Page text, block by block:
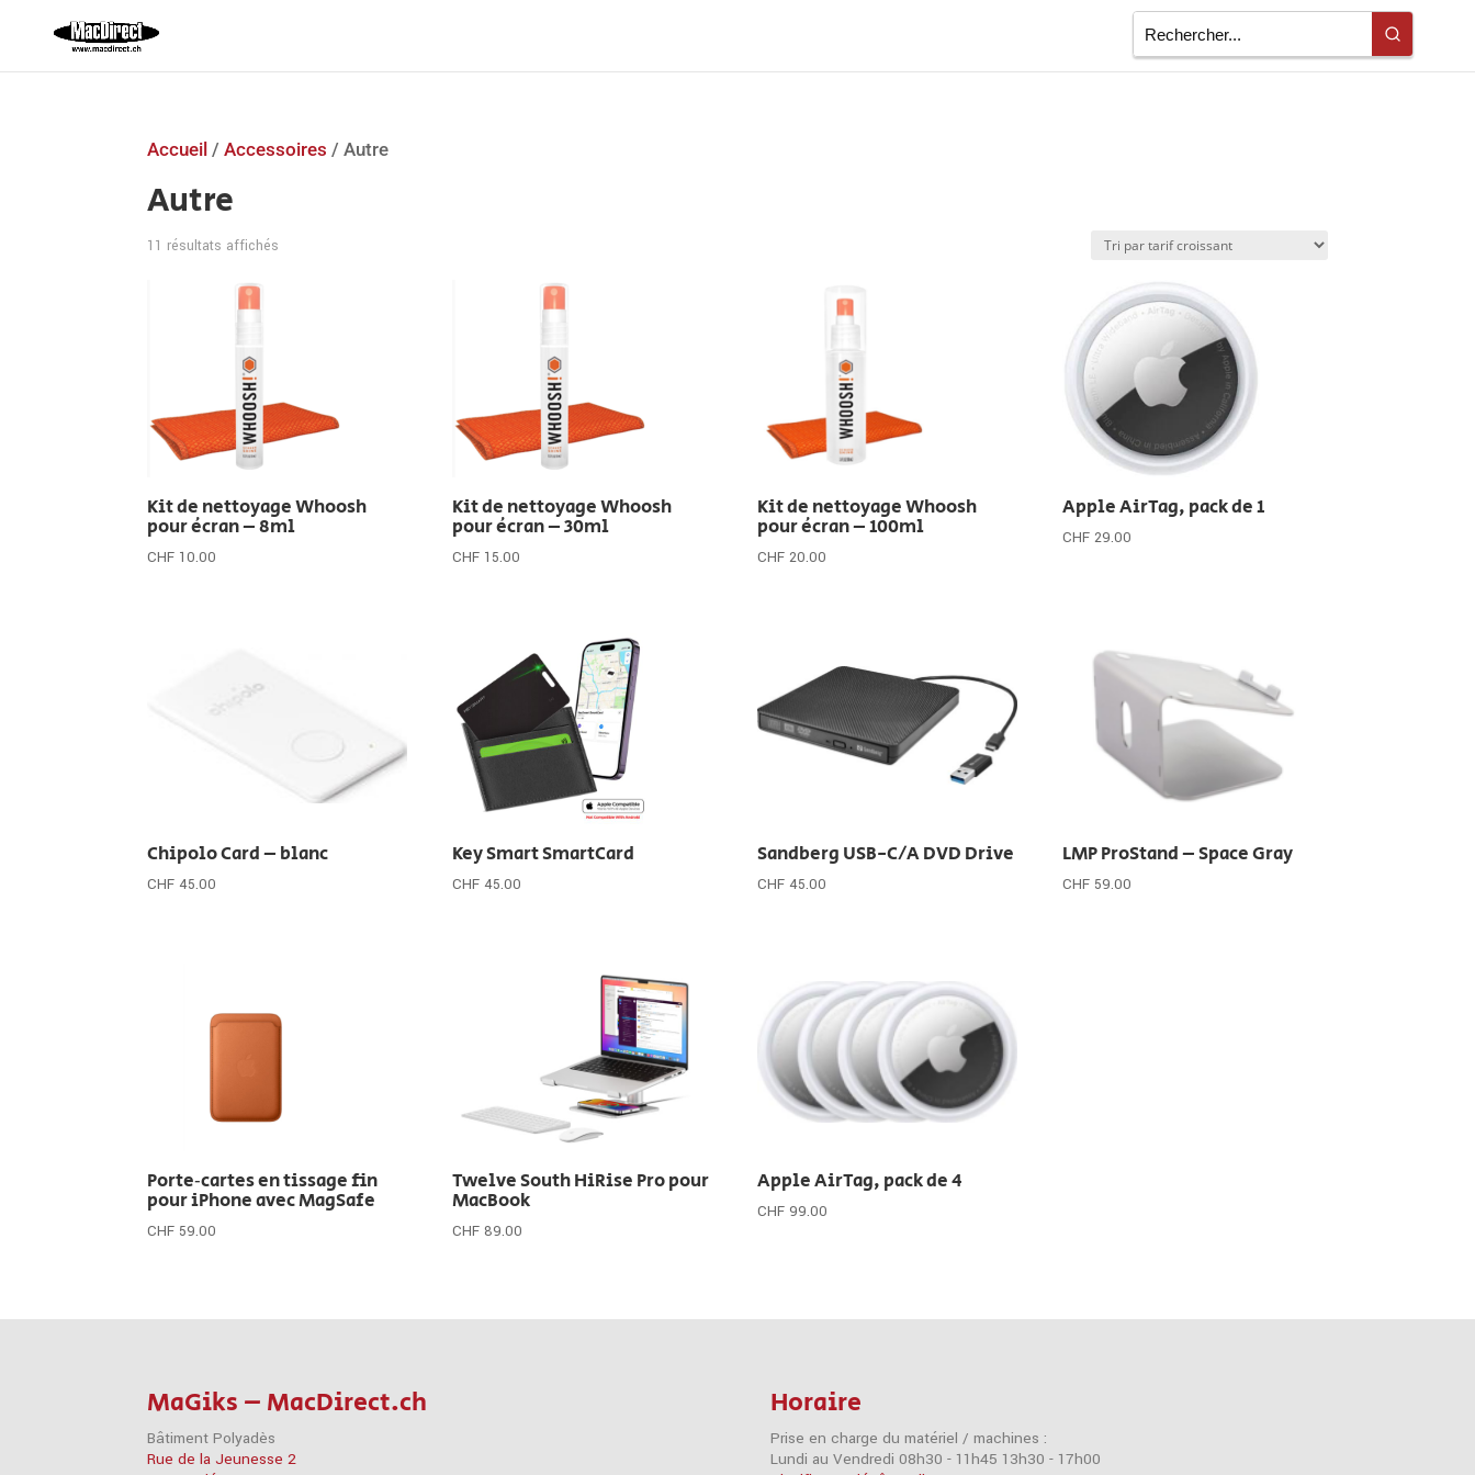
Accueil /Accessoires / Autre
Autre
11 résultats affichés
Kit de nettoyage Whoosh
pour écran – 8ml
CHF 10.00
Kit de nettoyage Whoosh
pour écran – 30ml
CHF 15.00
Kit de nettoyage Whoosh
pour écran – 100ml
CHF20.00
Apple AirTag, pack de 1
CHF29.00
Chipolo Card – blanc
CHF45.00
Key Smart SmartCard
CHF45.00
Sandberg USB-C/A DVD Drive
CHF45.00
LMP ProStand – Space Gray
CHF 59.00
Porte‑cartes en tissage fin
pour iPhone avec MagSafe
CHF 59.00
Twelve South HiRise Pro pour
MacBook
CHF 89.00
Apple AirTag, pack de 4
CHF 99.00
MaGiks – MacDirect.ch
Bâtiment Polyadès
Rue de la Jeunesse 2
Horaire
Prise en charge du matériel / machines :
Lundi au Vendredi 08h30 - 11h45 13h30 - 17h00